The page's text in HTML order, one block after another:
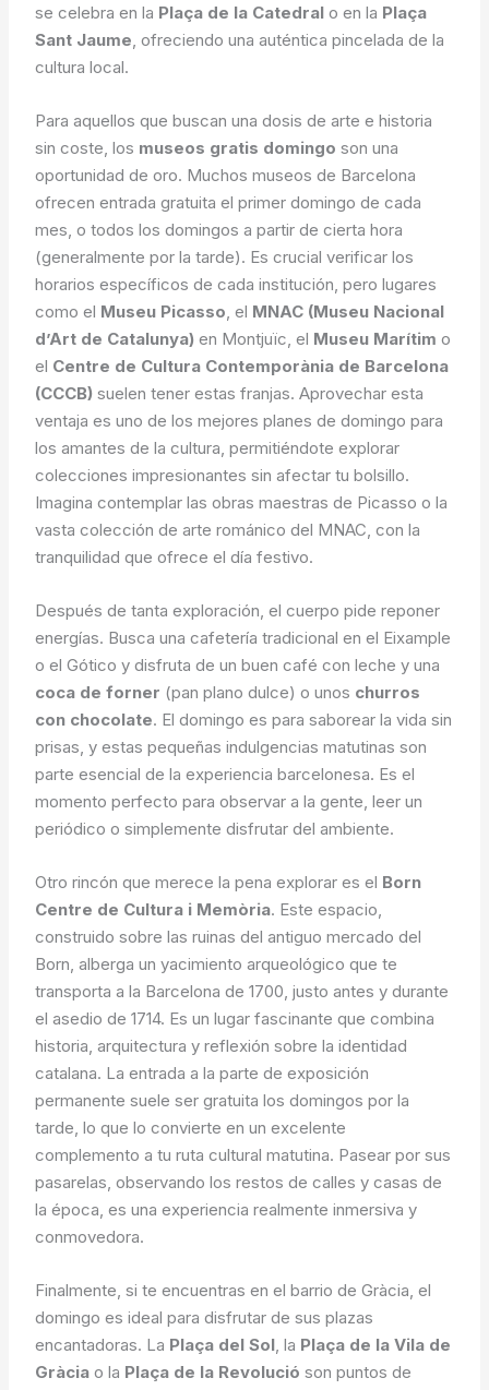
se celebra en la Plaça de la Catedral o en la Plaça
Sant Jaume, ofreciendo una auténtica pincelada de la
cultura local.
Para aquellos que buscan una dosis de arte e historia
sin coste, los museos gratis domingo son una
oportunidad de oro. Muchos museos de Barcelona
ofrecen entrada gratuita el primer domingo de cada
mes, o todos los domingos a partir de cierta hora
(generalmente por la tarde). Es crucial verificar los
horarios específicos de cada institución, pero lugares
como el Museu Picasso, el MNAC (Museu Nacional
d’Art de Catalunya) en Montjuïc, el Museu Marítim o
el Centre de Cultura Contemporània de Barcelona
(CCCB) suelen tener estas franjas. Aprovechar esta
ventaja es uno de los mejores planes de domingo para
los amantes de la cultura, permitiéndote explorar
colecciones impresionantes sin afectar tu bolsillo.
Imagina contemplar las obras maestras de Picasso o la
vasta colección de arte románico del MNAC, con la
tranquilidad que ofrece el día festivo.
Después de tanta exploración, el cuerpo pide reponer
energías. Busca una cafetería tradicional en el Eixample
o el Gótico y disfruta de un buen café con leche y una
coca de forner (pan plano dulce) o unos churros
con chocolate. El domingo es para saborear la vida sin
prisas, y estas pequeñas indulgencias matutinas son
parte esencial de la experiencia barcelonesa. Es el
momento perfecto para observar a la gente, leer un
periódico o simplemente disfrutar del ambiente.
Otro rincón que merece la pena explorar es el Born
Centre de Cultura i Memòria. Este espacio,
construido sobre las ruinas del antiguo mercado del
Born, alberga un yacimiento arqueológico que te
transporta a la Barcelona de 1700, justo antes y durante
el asedio de 1714. Es un lugar fascinante que combina
historia, arquitectura y reflexión sobre la identidad
catalana. La entrada a la parte de exposición
permanente suele ser gratuita los domingos por la
tarde, lo que lo convierte en un excelente
complemento a tu ruta cultural matutina. Pasear por sus
pasarelas, observando los restos de calles y casas de
la época, es una experiencia realmente inmersiva y
conmovedora.
Finalmente, si te encuentras en el barrio de Gràcia, el
domingo es ideal para disfrutar de sus plazas
encantadoras. La Plaça del Sol, la Plaça de la Vila de
Gràcia o la Plaça de la Revolució son puntos de